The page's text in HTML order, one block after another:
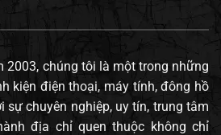
chúng tôi là một trong những
kiện điện thoại, máy tính, đông hồ
sự chuyên nghiệp, uy tín, trung tâm
địa chỉ quen thuộc không chỉ